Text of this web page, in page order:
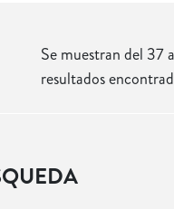
Se muestran del 37
resultados